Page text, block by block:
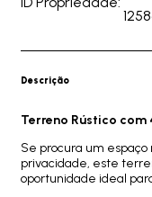
Descrição
Terreno Rústico
Se procura um
privacidade, este
oportunidade ideal